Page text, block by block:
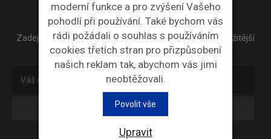
moderní funkce a pro zvýšení Vašeho
pohodlí při používání. Také bychom vás
rádi požádali o souhlas s používáním
cookies třetích stran pro přizpůsobení
našich reklam tak, abychom vás jimi
neobtěžovali.
Povolit vše
Upravit
NEWSLETTER
Zadejte váš email a my Vám budeme zasílat ty nejdůležitější
informace, maximálně 1x týdně.
Odebírat